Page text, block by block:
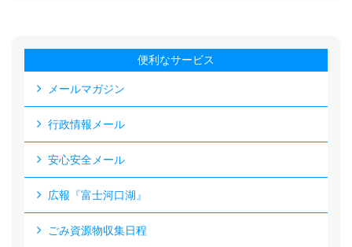
便利なサービス
メールマガジン
行政情報メール
安心安全メール
広報『富士河口湖』
ごみ資源物収集日程